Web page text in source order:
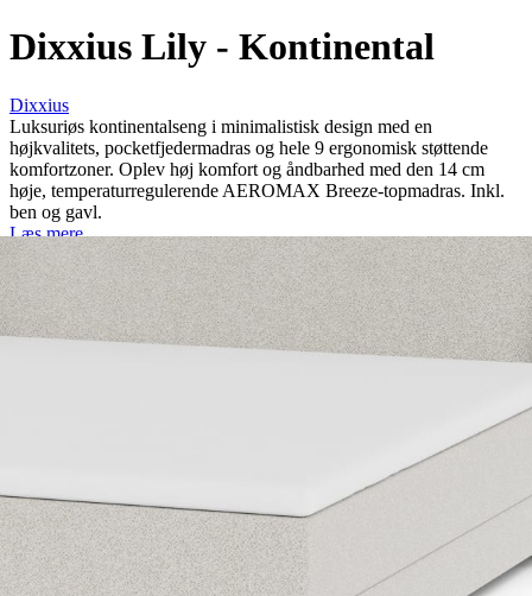
Dixxius Lily - Kontinental
Dixxius
Luksuriøs kontinentalseng i minimalistisk design med en
højkvalitets, pocketfjedermadras og hele 9 ergonomisk støttende
komfortzoner. Oplev høj komfort og åndbarhed med den 14 cm
høje, temperaturregulerende AEROMAX Breeze-topmadras. Inkl.
ben og gavl.
Læs mere
180x200cm
Nu 19.999,-
33.999,-
Spar: 14.000,-
2d. 8t. 25m. 26s.tilbage
Læs mere
30 butikker i Danmark
Find butik